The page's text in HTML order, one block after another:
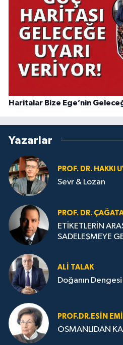
Haritalar Bize Ege’nin
Yazarlar
PROF. DR. HAKKI
Sevr & Lozan
PROF. DR.
ETİKETLERİN
SADELEŞMEYE
ALI TALAK
Doğanın
PROF.DR.ESIN
OSMANLIDAN